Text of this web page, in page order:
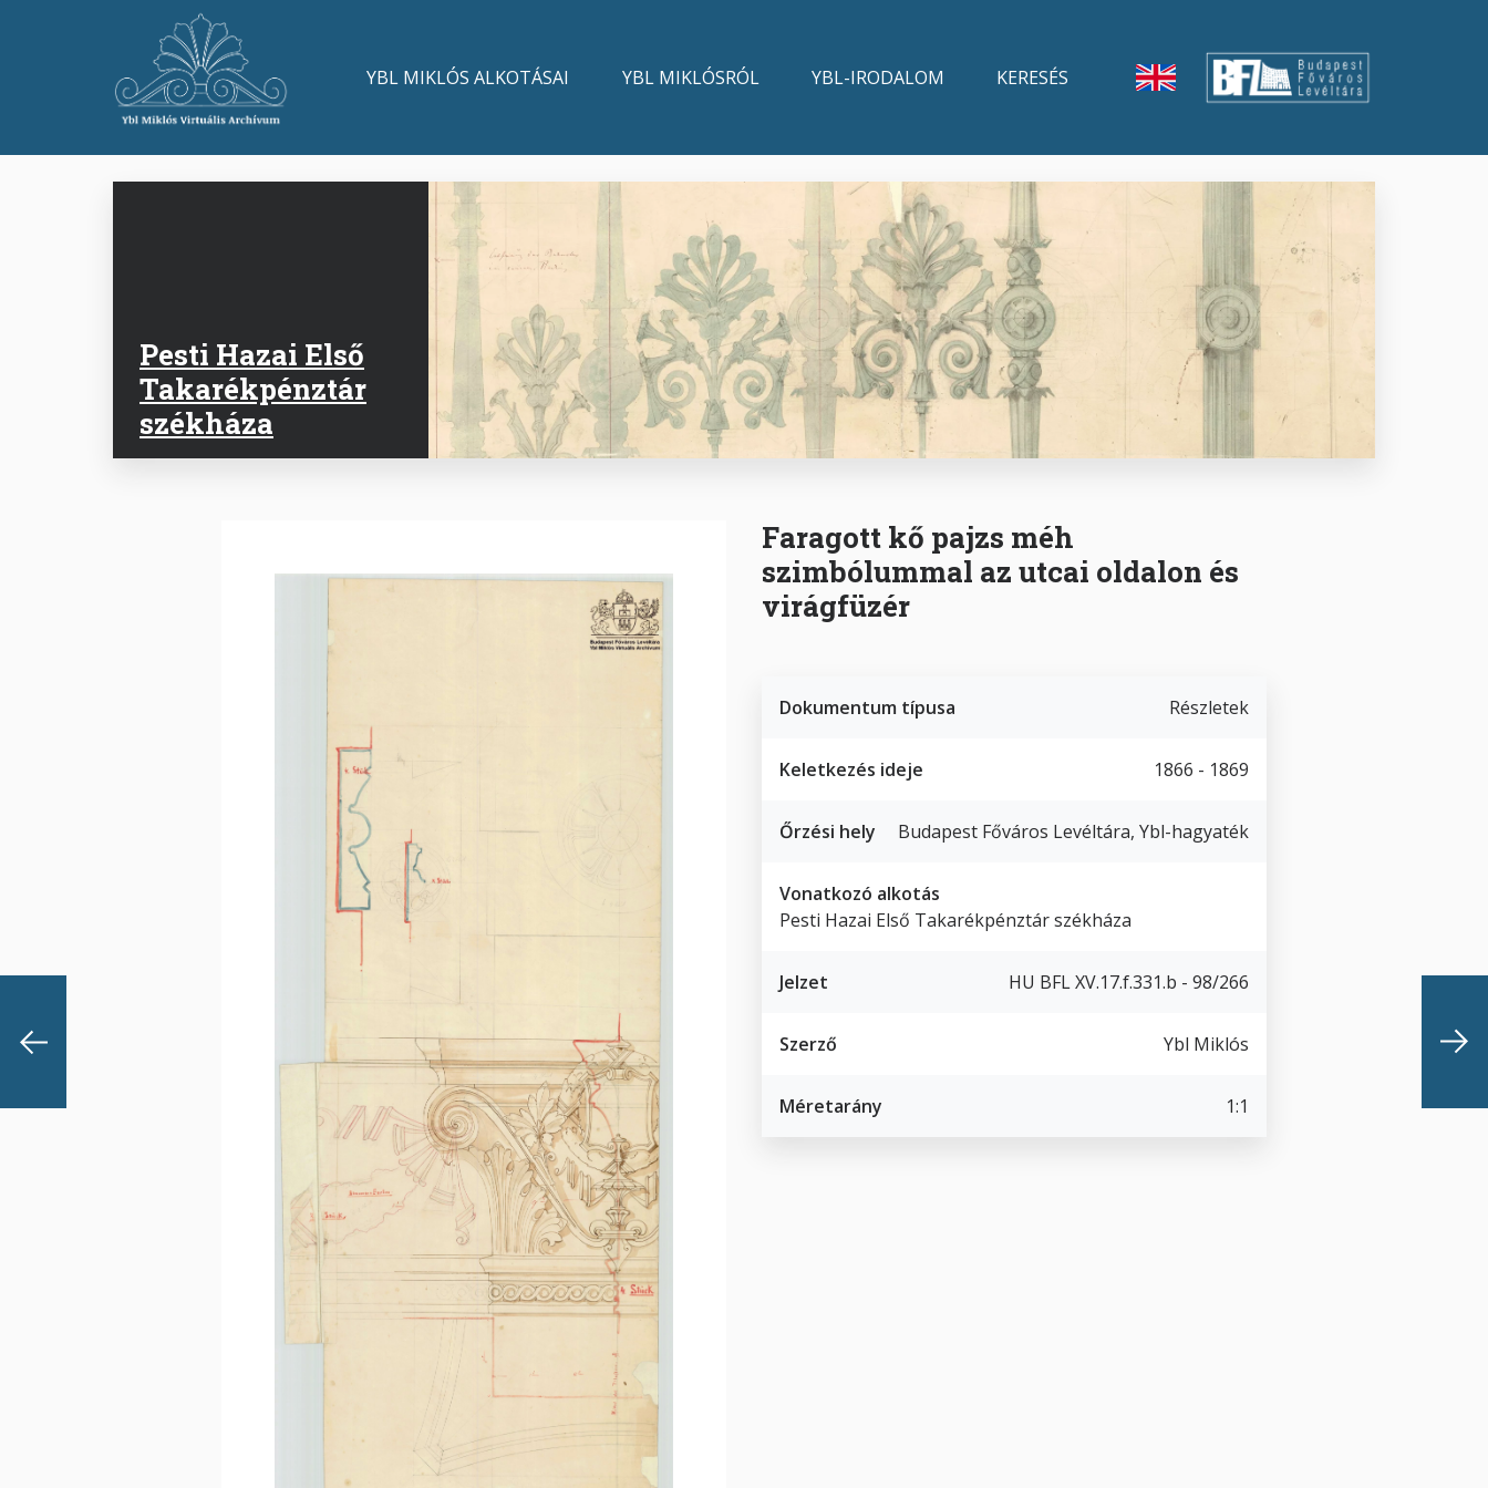
MainYBL MIKLÓS ALKOTÁSAI YBL MIKLÓSRÓL YBL-IRODALOM KERESÉS
Pesti Hazai Első
Takarékpénztár
székháza
Faragott kő pajzs méh
szimbólummal az utcai oldalon és
virágfüzér
Dokumentum típusa Részletek
Keletkezés ideje 1866 - 1869
Őrzési hely Budapest Főváros Levéltára, Ybl-hagyaték
Vonatkozó alkotás
Pesti Hazai Első Takarékpénztár székháza
Jelzet HU BFL XV.17.f.331.b - 98/266
Szerző Ybl Miklós
Méretarány 1:1